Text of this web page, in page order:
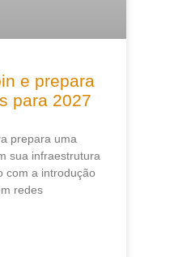
e prepara
para 2027
prepara uma
sua infraestrutura
com a introdução
redes